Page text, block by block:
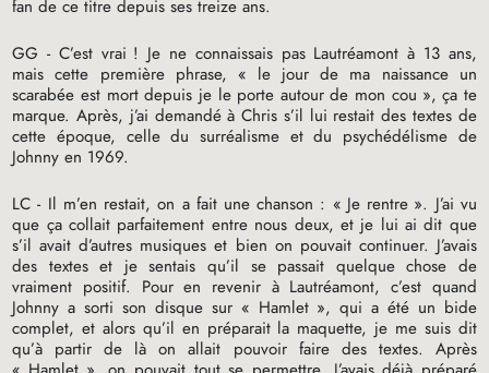
fan de ce titre depuis ses treize ans.
GG - C’est vrai ! Je ne connaissais pas Lautréamont à 13 ans,
mais cette première phrase, « le jour de ma naissance un
scarabée est mort depuis je le porte autour de mon cou », ça te
marque. Après, j’ai demandé à Chris s’il lui restait des textes de
cette époque, celle du surréalisme et du psychédélisme de
Johnny en 1969.
LC - Il m’en restait, on a fait une chanson : « Je rentre ». J’ai vu
que ça collait parfaitement entre nous deux, et je lui ai dit que
s’il avait d’autres musiques et bien on pouvait continuer. J’avais
des textes et je sentais qu’il se passait quelque chose de
vraiment positif. Pour en revenir à Lautréamont, c’est quand
Johnny a sorti son disque sur « Hamlet », qui a été un bide
complet, et alors qu’il en préparait la maquette, je me suis dit
qu’à partir de là on allait pouvoir faire des textes. Après